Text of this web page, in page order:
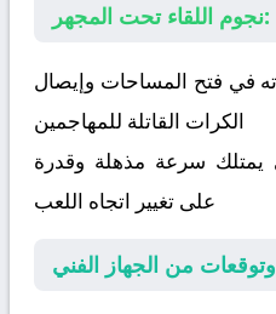
نجوم اللقاء تحت المجهر:
في فتح المساحات وإيصال
الكرات القاتلة للمهاجمين
يمتلك سرعة مذهلة وقدرة
على تغيير اتجاه اللعب